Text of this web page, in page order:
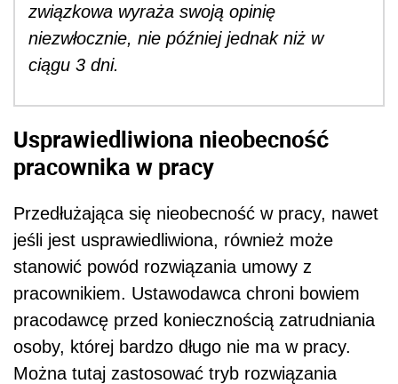
związkowa wyraża swoją opinię
niezwłocznie, nie później jednak niż w
ciągu 3 dni.
Usprawiedliwiona nieobecność
pracownika w pracy
Przedłużająca się nieobecność w pracy, nawet
jeśli jest usprawiedliwiona, również może
stanowić powód rozwiązania umowy z
pracownikiem. Ustawodawca chroni bowiem
pracodawcę przed koniecznością zatrudniania
osoby, której bardzo długo nie ma w pracy.
Można tutaj zastosować tryb rozwiązania